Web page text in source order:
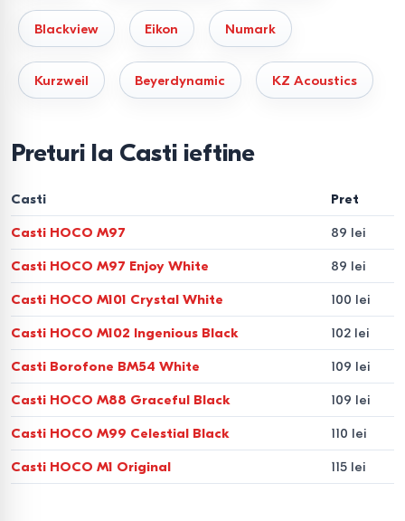
Blackview Eikon Numark
Kurzweil Beyerdynamic KZ Acoustics
Preturi la Casti ieftine
Casti Pret
Casti HOCO M97 89 lei
Casti HOCO M97 Enjoy White 89 lei
Casti HOCO M101 Crystal White 100 lei
Casti HOCO M102 Ingenious Black 102 lei
Casti Borofone BM54 White 109 lei
Casti HOCO M88 Graceful Black 109 lei
Casti HOCO M99 Celestial Black 110 lei
Casti HOCO M1 Original 115 lei